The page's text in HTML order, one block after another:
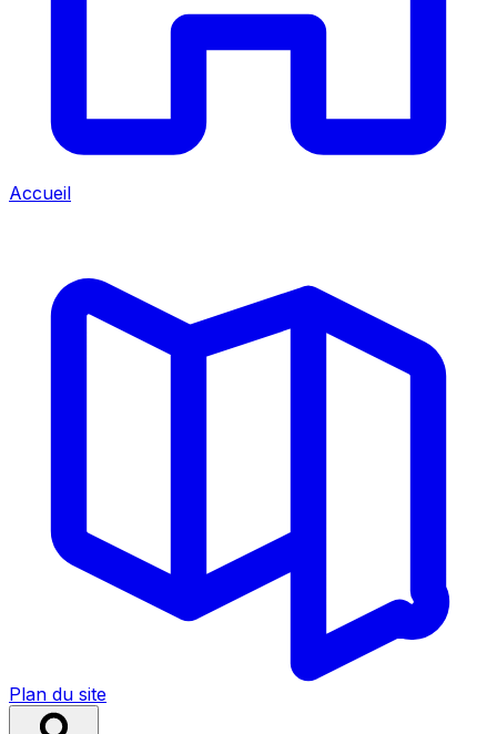
Accueil
Plan du site